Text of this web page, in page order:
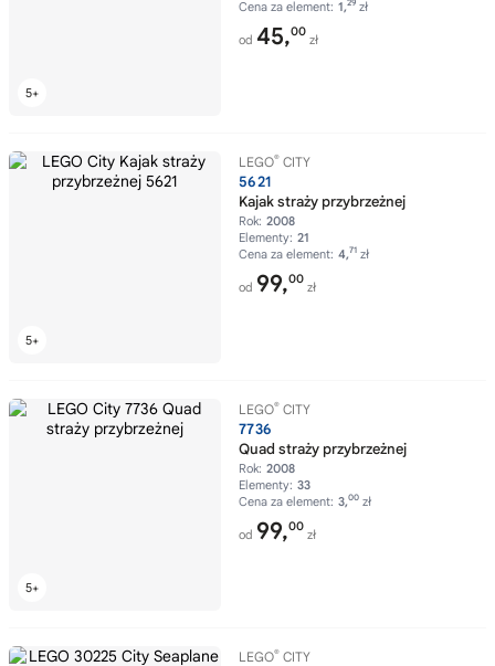
Cena za element: 1,29 zł
od 45,00
zł
LEGO® CITY
5621
Kajak straży przybrzeżnej
Rok: 2008
Elementy: 21
Cena za element: 4,71 zł
od 99,00
zł
LEGO® CITY
7736
Quad straży przybrzeżnej
Rok: 2008
Elementy: 33
Cena za element: 3,00 zł
od 99,00
zł
LEGO® CITY